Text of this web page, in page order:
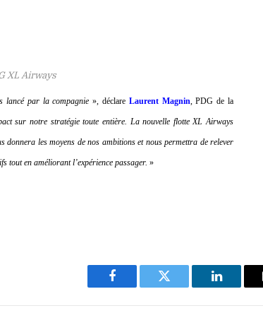
XL Airways
lancé par la compagnie », déclare Laurent Magnin, PDG de la
sur notre stratégie toute entière. La nouvelle flotte XL Airways
donnera les moyens de nos ambitions et nous permettra de relever
en améliorant l’expérience passager. »
Facebook Twitter LinkedIn